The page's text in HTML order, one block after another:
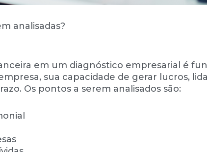
analisadas?
em um diagnóstico empresarial é
sua capacidade de gerar lucros,
Os pontos a serem analisados são: